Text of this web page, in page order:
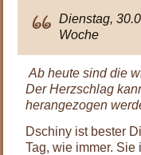
Dienstag,
Woche
Ab heute sind die
Der Herzschlag
herangezogen
Dschiny ist bester
Tag, wie immer. Sie